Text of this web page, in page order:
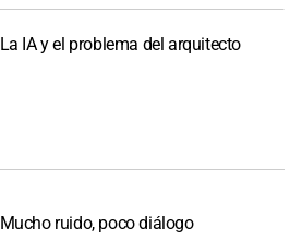
La IA y el problema del arquitecto
Mucho ruido, poco diálogo